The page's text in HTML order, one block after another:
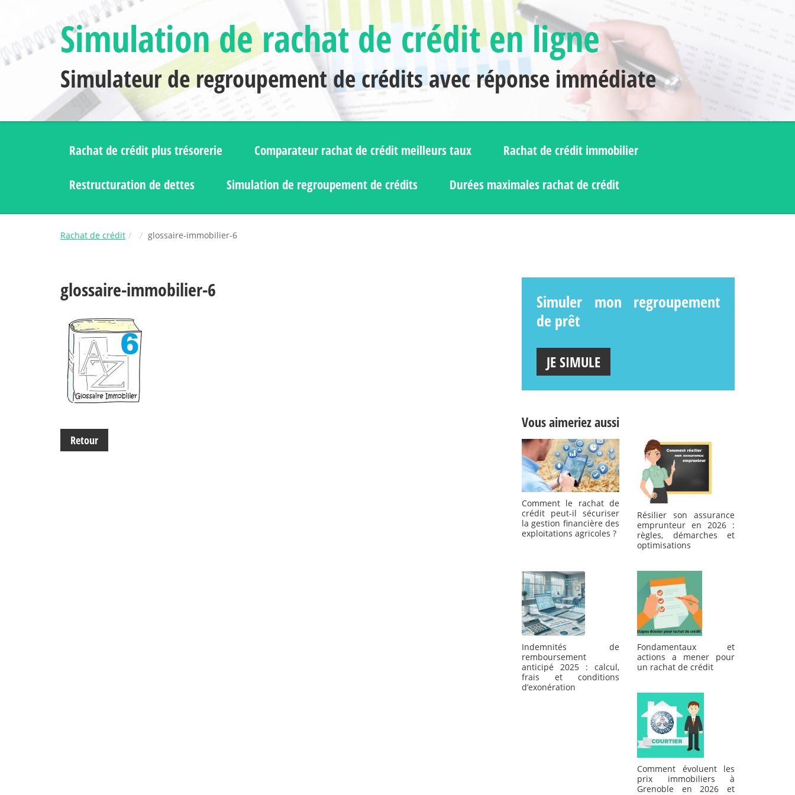
Simulation de rachat de crédit en ligne
Simulateur de regroupement de crédits avec réponse immédiate
Rachat de crédit plus trésorerie Comparateur rachat de crédit meilleurs taux Rachat de crédit immobilier
Restructuration de dettes Simulation de regroupement de crédits Durées maximales rachat de crédit
Rachat de crédit glossaire-immobilier-6
glossaire-immobilier-6
Retour
Simuler mon regroupement
de prêt
JE SIMULE
Vous aimeriez aussi
Comment le rachat de
crédit peut-il sécuriser
la gestion financière des
exploitations agricoles ?
Résilier son assurance
emprunteur en 2026 :
règles, démarches et
optimisations
Indemnités de
remboursement
anticipé 2025 : calcul,
frais et conditions
d’exonération
Fondamentaux et
actions a mener pour
un rachat de crédit
Comment évoluent les
prix immobiliers à
Grenoble en 2026 et